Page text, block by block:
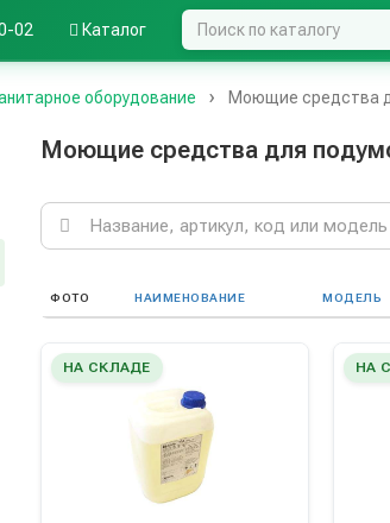
02 Каталог
оборудование Моющие средства
Моющие средства для
Поиск
ФОТО НАИМЕНОВАНИЕ МОДЕЛЬ
НА СКЛАДЕ НА